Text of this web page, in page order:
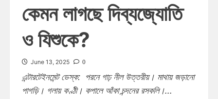
কেমন লাগছে দিব্যজ্যোতি
ও যিশুকে?
June 13, 2025 0
এন্টারটেইনমেন্ট ডেস্ক: পরনে গাঢ় নীল উত্তরীয়। মাথায় জড়ানো
পাগড়ি। গলায় কণ্ঠী। কপালে আঁকা চন্দনের রসকলি।...